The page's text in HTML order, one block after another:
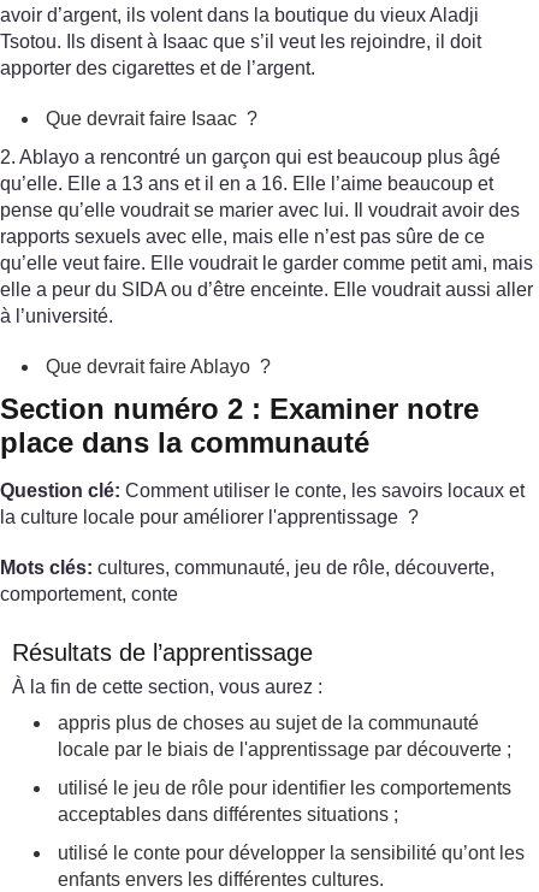
avoir d’argent, ils volent dans la boutique du vieux Aladji
Tsotou. Ils disent à Isaac que s’il veut les rejoindre, il doit
apporter des cigarettes et de l’argent.
Que devrait faire Isaac ?
2. Ablayo a rencontré un garçon qui est beaucoup plus âgé
qu’elle. Elle a 13 ans et il en a 16. Elle l’aime beaucoup et
pense qu’elle voudrait se marier avec lui. Il voudrait avoir des
rapports sexuels avec elle, mais elle n’est pas sûre de ce
qu’elle veut faire. Elle voudrait le garder comme petit ami, mais
elle a peur du SIDA ou d’être enceinte. Elle voudrait aussi aller
à l’université.
Que devrait faire Ablayo ?
Section numéro 2 : Examiner notre
place dans la communauté
Question clé: Comment utiliser le conte, les savoirs locaux et
la culture locale pour améliorer l'apprentissage ?
Mots clés: cultures, communauté, jeu de rôle, découverte,
comportement, conte
Résultats de l’apprentissage
À la fin de cette section, vous aurez :
appris plus de choses au sujet de la communauté
locale par le biais de l'apprentissage par découverte ;
utilisé le jeu de rôle pour identifier les comportements
acceptables dans différentes situations ;
utilisé le conte pour développer la sensibilité qu’ont les
enfants envers les différentes cultures.